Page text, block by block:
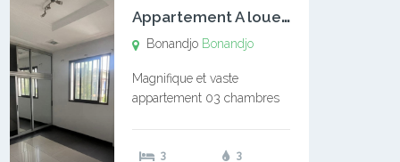
A
ppartement A louer Bonandjo
Bonandjo Bonandjo
Magnifique et vaste
appartement 03 chambres
douches 01 vaste salon 01
3 3